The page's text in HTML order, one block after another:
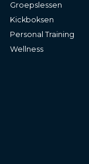
Groepslessen
Kickboksen
Personal Training
Wellness